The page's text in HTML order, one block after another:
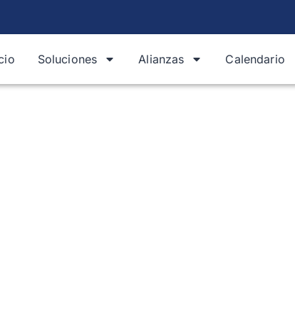
Soluciones Alianzas Calendario